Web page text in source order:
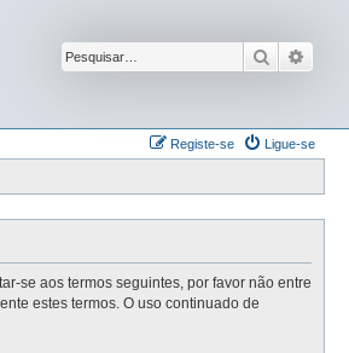
Pesquisar
Ligue-se
Registe-se
se aos termos seguintes, por favor não entre
estes termos. O uso continuado de